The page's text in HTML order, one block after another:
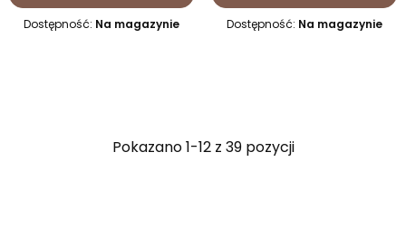
Dostępność: Na magazynie Dostępność: Na magazynie
Pokazano 1-12 z 39 pozycji